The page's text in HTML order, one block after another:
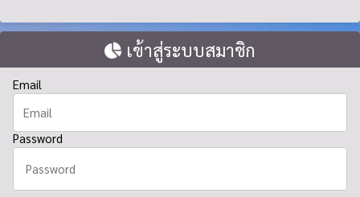
เข้าสู่ระบบสมาชิก
Email
Password